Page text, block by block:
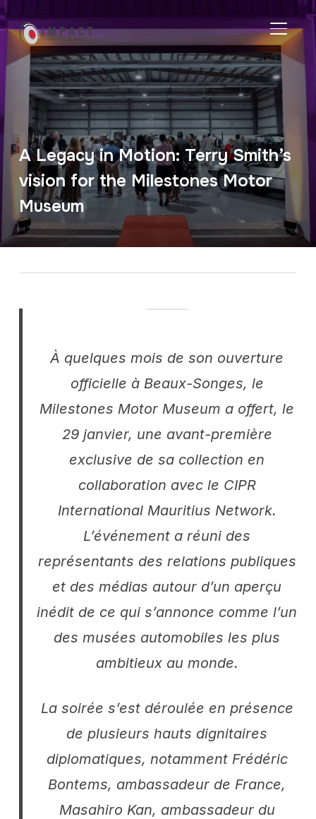
A Legacy in Motion: Terry Smith’s
vision for the Milestones Motor
Museum
À quelques mois de son ouverture
officielle à Beaux-Songes, le
Milestones Motor Museum a offert, le
29 janvier, une avant-première
exclusive de sa collection en
collaboration avec le CIPR
International Mauritius Network.
L’événement a réuni des
représentants des relations publiques
et des médias autour d’un aperçu
inédit de ce qui s’annonce comme l’un
des musées automobiles les plus
ambitieux au monde.
La soirée s’est déroulée en présence
de plusieurs hauts dignitaires
diplomatiques, notamment Frédéric
Bontems, ambassadeur de France,
Masahiro Kan, ambassadeur du